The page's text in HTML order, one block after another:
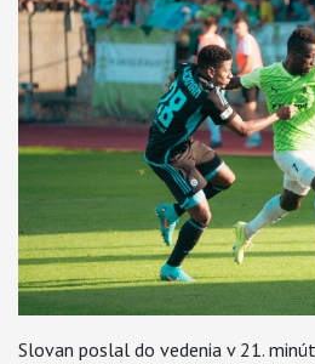
Slovan poslal do vedenia v 21.